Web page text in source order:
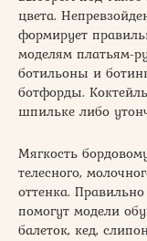
цвета.
формирует
моделям платьям-
ботильоны и
ботфорды.
шпильке либо
Мягкость
телесного,
оттенка.
помогут модели
балеток, кед,